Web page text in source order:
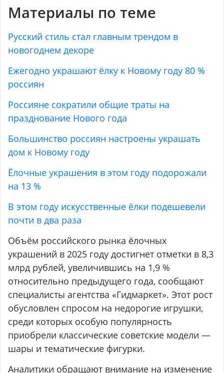
Материалы по теме
Русский стиль стал главным трендом в
новогоднем декоре
Ежегодно украшают ёлку к Новому году 80 %
россиян
Россияне сократили общие траты на
празднование Нового года
Большинство россиян настроены украшать
дом к Новому году
Ёлочные украшения в этом году подорожали
на 13 %
В этом году искусственные ёлки подешевели
почти в два раза
Объём российского рынка ёлочных
украшений в 2025 году достигнет отметки в 8,3
млрд рублей, увеличившись на 1,9 %
относительно предыдущего года, сообщают
специалисты агентства «Гидмаркет». Этот рост
обусловлен спросом на недорогие игрушки,
среди которых особую популярность
приобрели классические советские модели —
шары и тематические фигурки.
Аналитики обращают внимание на изменение